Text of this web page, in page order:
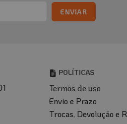
POLÍTICAS
Termos de uso
Envio e Prazo
Trocas, Devolução e